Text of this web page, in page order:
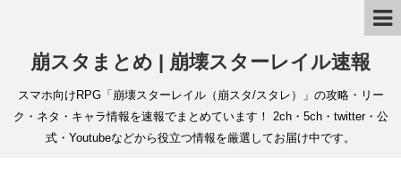
崩スタまとめ | 崩壊スターレイル速報
スマホ向けRPG「崩壊スターレイル（崩スタ/スタレ）」の攻略・リー
ク・ネタ・キャラ情報を速報でまとめています！ 2ch・5ch・twitter・公
式・Youtubeなどから役立つ情報を厳選してお届け中です。